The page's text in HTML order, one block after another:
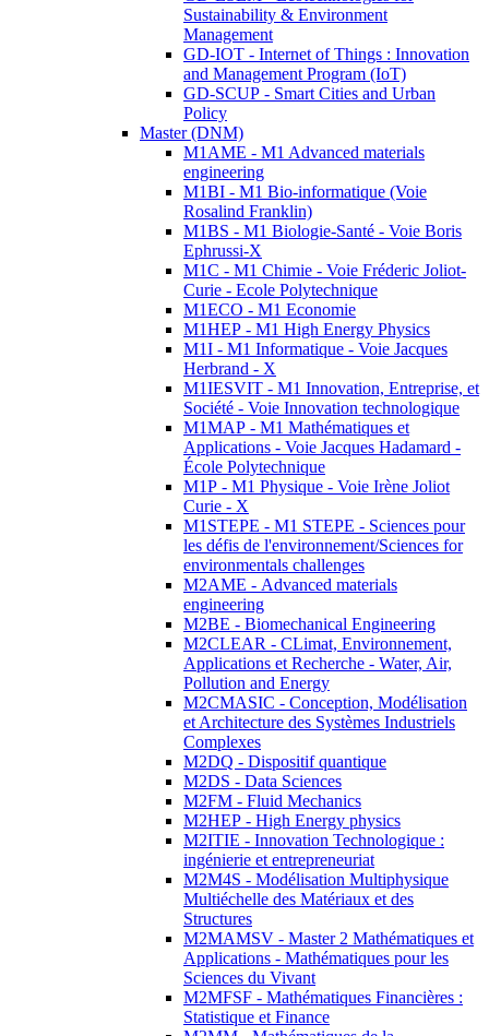
Sustainability & Environment
Management
GD-IOT - Internet of Things : Innovation
and Management Program (IoT)
GD-SCUP - Smart Cities and Urban
Policy
Master (DNM)
M1AME - M1 Advanced materials
engineering
M1BI - M1 Bio-informatique (Voie
Rosalind Franklin)
M1BS - M1 Biologie-Santé - Voie Boris
Ephrussi-X
M1C - M1 Chimie - Voie Fréderic Joliot-
Curie - Ecole Polytechnique
M1ECO - M1 Economie
M1HEP - M1 High Energy Physics
M1I - M1 Informatique - Voie Jacques
Herbrand - X
M1IESVIT - M1 Innovation, Entreprise, et
Société - Voie Innovation technologique
M1MAP - M1 Mathématiques et
Applications - Voie Jacques Hadamard -
École Polytechnique
M1P - M1 Physique - Voie Irène Joliot
Curie - X
M1STEPE - M1 STEPE - Sciences pour
les défis de l'environnement/Sciences for
environmentals challenges
M2AME - Advanced materials
engineering
M2BE - Biomechanical Engineering
M2CLEAR - CLimat, Environnement,
Applications et Recherche - Water, Air,
Pollution and Energy
M2CMASIC - Conception, Modélisation
et Architecture des Systèmes Industriels
Complexes
M2DQ - Dispositif quantique
M2DS - Data Sciences
M2FM - Fluid Mechanics
M2HEP - High Energy physics
M2ITIE - Innovation Technologique :
ingénierie et entrepreneuriat
M2M4S - Modélisation Multiphysique
Multiéchelle des Matériaux et des
Structures
M2MAMSV - Master 2 Mathématiques et
Applications - Mathématiques pour les
Sciences du Vivant
M2MFSF - Mathématiques Financières :
Statistique et Finance